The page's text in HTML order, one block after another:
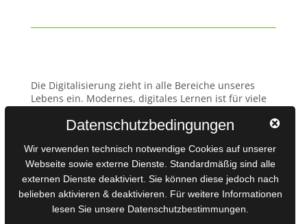
Die Digitalisierung zieht in alle Bereiche unseres
Lebens ein. Modernes, digitales Lernen ist für viele
klassischen Präsenzkursen. Einerseits sollen
Mitarbeiter/innen durch die Lernangebote in ihren
Kompetenzen, ihrer Produktivität und damit
Zufriedenheit gestärkt werden. Zudem sollen sie die
Wahl haben, auf sie abgestimmte Lernangebote
dann durchzuführen, wann und wie sie es
als interne Kundin bzw. interner Kunde immer mehr
Datenschutzbedingungen
Wir verwenden technisch notwendige Cookies auf unserer
Webseite sowie externe Dienste. Standardmäßig sind alle
externen Dienste deaktiviert. Sie können diese jedoch nach
belieben aktivieren & deaktivieren. Für weitere Informationen
lesen Sie unsere Datenschutzbestimmungen.